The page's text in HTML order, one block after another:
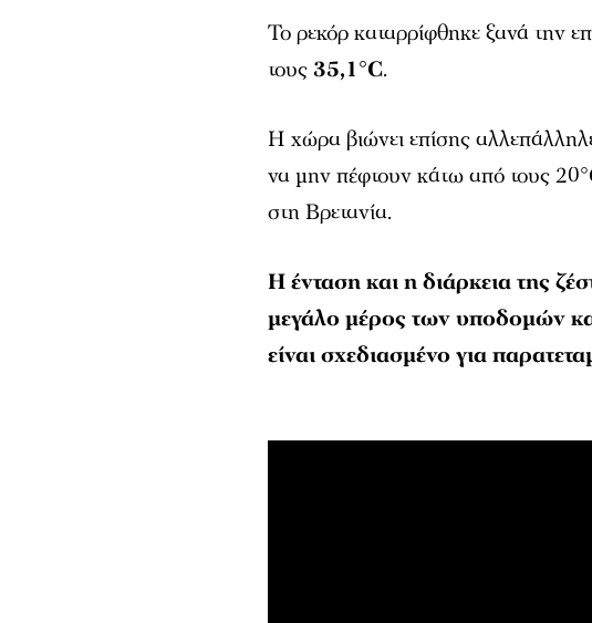
Το ρεκόρ καταρρίφθηκε ξανά την
τους35,1°C.
Η χώρα βιώνει επίσης
να μην πέφτουν κάτω από τους
στη Βρετανία.
Η ένταση και η διάρκεια της
μεγάλο μέρος των υποδομών
είναι σχεδιασμένο για